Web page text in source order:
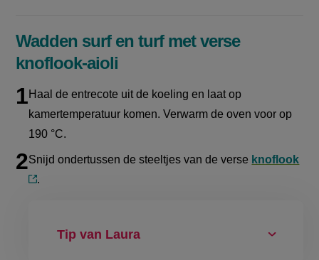
Wadden surf en turf met verse
knoflook-aioli
Haal de entrecote uit de koeling en laat op
kamertemperatuur komen. Verwarm de oven voor op
190 °C.
Snijd ondertussen de steeltjes van de verse knoflook
(externe
.
Tip van Laura